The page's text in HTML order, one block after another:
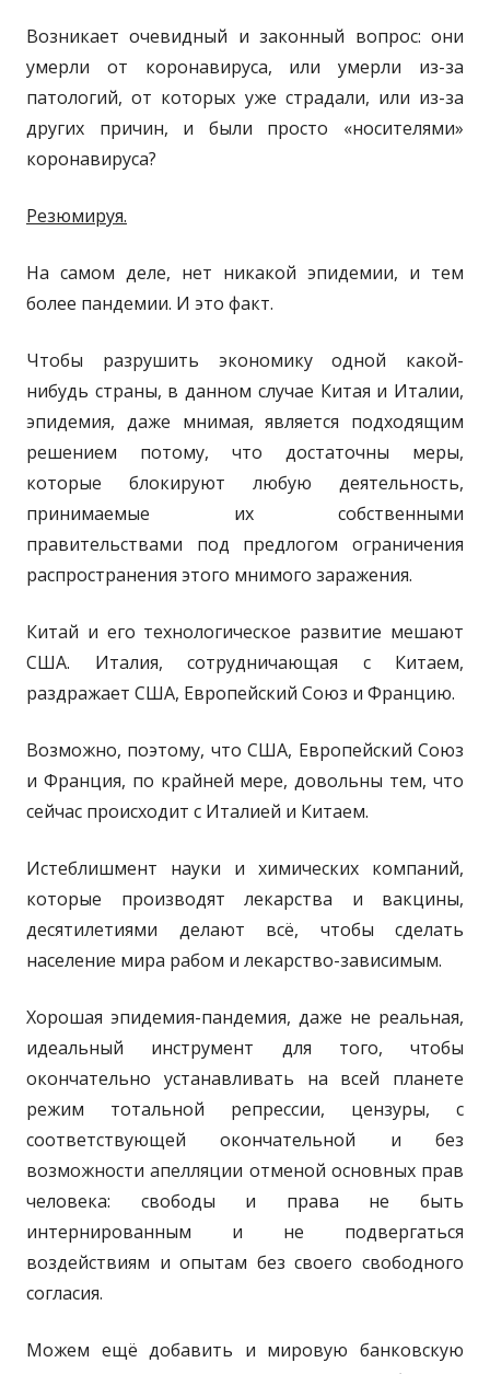
Возникает очевидный и законный вопрос: они
умерли от коронавируса, или умерли из-за
патологий, от которых уже страдали, или из-за
других причин, и были просто «носителями»
коронавируса?
Резюмируя.
На самом деле, нет никакой эпидемии, и тем
более пандемии. И это факт.
Чтобы разрушить экономику одной какой-
нибудь страны, в данном случае Китая и Италии,
эпидемия, даже мнимая, является подходящим
решением потому, что достаточны меры,
которые блокируют любую деятельность,
принимаемые их собственными
правительствами под предлогом ограничения
распространения этого мнимого заражения.
Китай и его технологическое развитие мешают
США. Италия, сотрудничающая с Китаем,
раздражает США, Европейский Союз и Францию.
Возможно, поэтому, что США, Европейский Союз
и Франция, по крайней мере, довольны тем, что
сейчас происходит с Италией и Китаем.
Истеблишмент науки и химических компаний,
которые производят лекарства и вакцины,
десятилетиями делают всё, чтобы сделать
население мира рабом и лекарство-зависимым.
Хорошая эпидемия-пандемия, даже не реальная,
идеальный инструмент для того, чтобы
окончательно устанавливать на всей планете
режим тотальной репрессии, цензуры, с
соответствующей окончательной и без
возможности апелляции отменой основных прав
человека: свободы и права не быть
интернированным и не подвергаться
воздействиям и опытам без своего свободного
согласия.
Можем ещё добавить и мировую банковскую